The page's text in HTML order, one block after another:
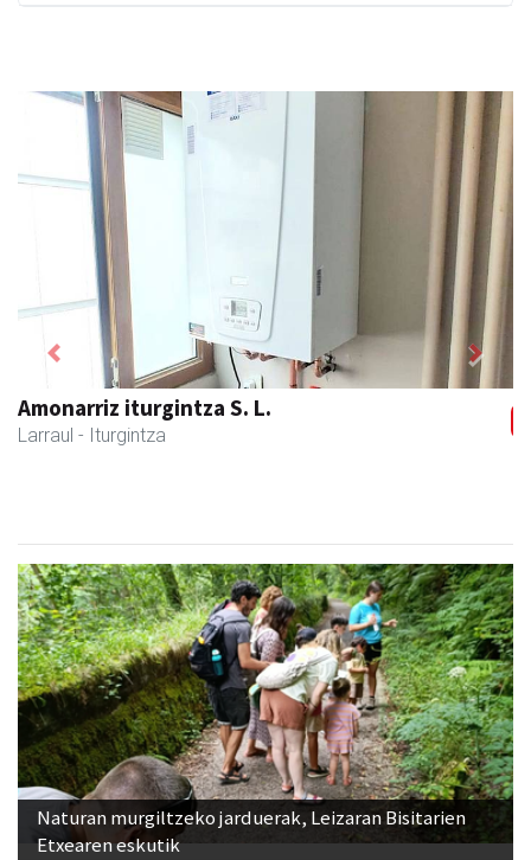
Francisco Mendikute
Andoain - Harategiak
Previous Next
Naturan murgiltzeko jarduerak, Leizaran Bisitarien
Etxearen eskutik